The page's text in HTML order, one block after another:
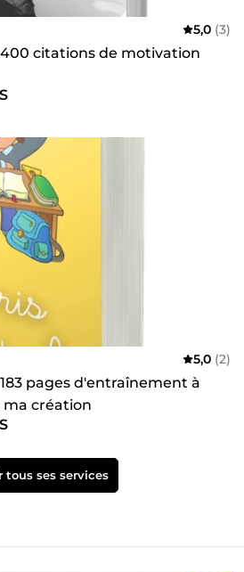
5,0 (3)
citations de motivation
5,0 (2)
pages d'entraînement à
ma création
tous ses services